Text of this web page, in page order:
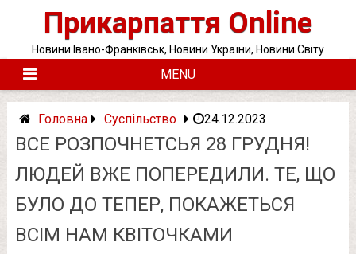
Прикарпаття Online
Новини Івано-Франківськ, Новини України, Новини Світу
MENU
Головна Суспільство 24.12.2023
ВСЕ РОЗПОЧНЕТСЬЯ 28 ГРУДНЯ!
ЛЮДЕЙ ВЖЕ ПОПЕРЕДИЛИ. ТЕ, ЩО
БУЛО ДО ТЕПЕР, ПОКАЖЕТЬСЯ
ВСІМ НАМ КВІТОЧКАМИ